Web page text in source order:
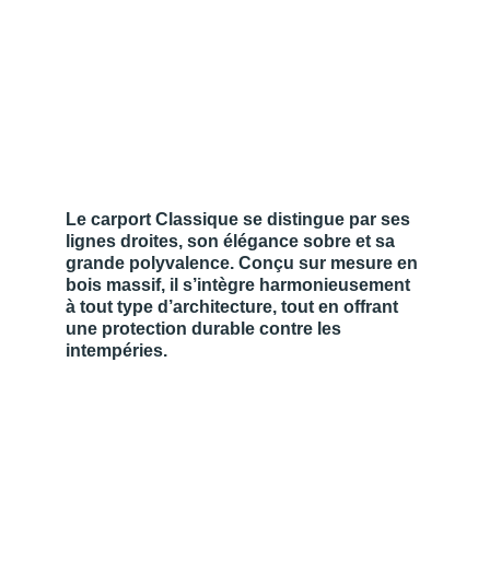
Le carport Classique se distingue par ses
lignes droites, son élégance sobre et sa
grande polyvalence. Conçu sur mesure en
bois massif, il s’intègre harmonieusement
à tout type d’architecture, tout en offrant
une protection durable contre les
intempéries.